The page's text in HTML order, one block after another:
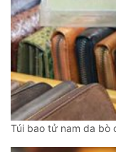
Túi bao tử nam da bò